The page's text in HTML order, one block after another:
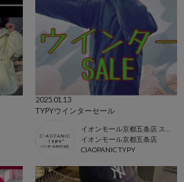
2025.01.13
TYPYウインターセール
イオンモール京都五条店
CIAOPANIC TYPY